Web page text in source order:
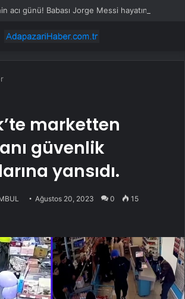
marketten
anı güvenlik
yansıdı.
Ağustos 20, 2023 0 15